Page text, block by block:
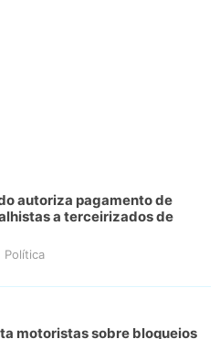
autoriza pagamento de
a terceirizados de
Política
motoristas sobre bloqueios